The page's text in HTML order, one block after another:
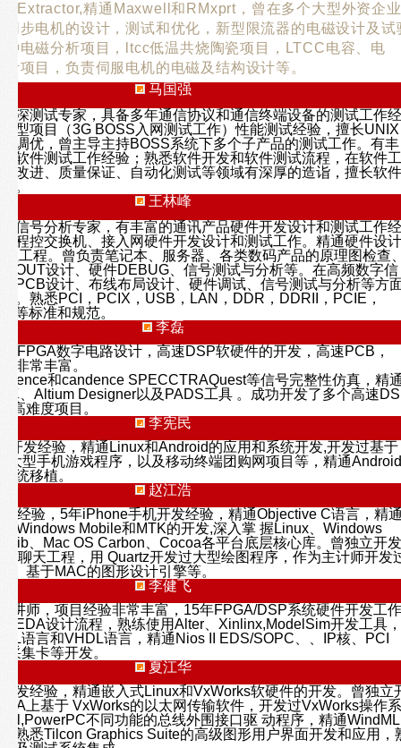
Extractor,精通Maxwell和RMxprt，曾在多个大型外资企业
同步电机的设计，测试和优化，新型限流器的电磁设计及试
种电磁分析项目，ltcc低温共烧陶瓷项目，LTCC电容、电
项目，负责伺服电机的电磁及结构设计等。
马国强
深测试专家，具备多年通信协议和通信终端设备的测试工作经
型项目（3G BOSS入网测试工作）性能测试经验，擅长UNIX
调优，曾主导主持BOSS系统下多个子产品的测试工作。有丰
软件测试工作经验；熟悉软件开发和软件测试流程，在软件工
改进、质量保证、自动化测试等领域有深厚的造诣，擅长软件
。
王林峰
信号分析专家，有丰富的通讯产品硬件开发设计和测试工作经
程控交换机、接入网硬件开发设计和测试工作。精通硬件设
性工程。曾负责笔记本、服务器、各类数码产品的原理图检查
设计、硬件DEBUG、信号测试与分析等。在高频数字信
PCB设计、布线布局设计、硬件调试、信号测试与分析等方
。熟悉PCI，PCIX，USB，LAN，DDR，DDRII，PCIE，
等标准和规范。
李磊
FPGA数字电路设计，高速DSP软硬件的开发，高速PCB，
非常丰富。
和candence SPECCTRAQuest等信号完整性仿真，精
真、Altium Designer以及PADS工具 。成功开发了多个高速
高难度项目。
李宪民
开发经验，精通Linux和Android的应用和系统开发,开发过基于
大型手机游戏程序，以及移动终端团购网项目等，精通Android
统移植。
赵江浩
经验，5年iPhone手机开发经验，精通Objective C语言，精
Windows Mobile和MTK的开发,深入掌 握Linux、Windows
、Mac OS Carbon、Cocoa各平台底层核心库。曾独立开发
聊天工程，用 Quartz开发过大型绘图程序，作为主计师开发
、基于MAC的图形设计引擎等。
李健飞
讲师，项目经验非常丰富，15年FPGA/DSP系统硬件开发工作
EDA设计流程，熟练使用Alter、Xinlinx,ModelSim开发工具，
语言和VHDL语言，精通Nios II EDS/SOPC、、IP核、PCI
集卡等开发。
夏江华
发经验，精通嵌入式Linux和VxWorks软硬件的开发。曾独立
上基于 VxWorks的以太网传输软件，开发过VxWorks操作系
不同功能的总线外围接口驱 动程序，精通WindML
熟悉Tilcon Graphics Suite的高级图形用户界面开发和应用，